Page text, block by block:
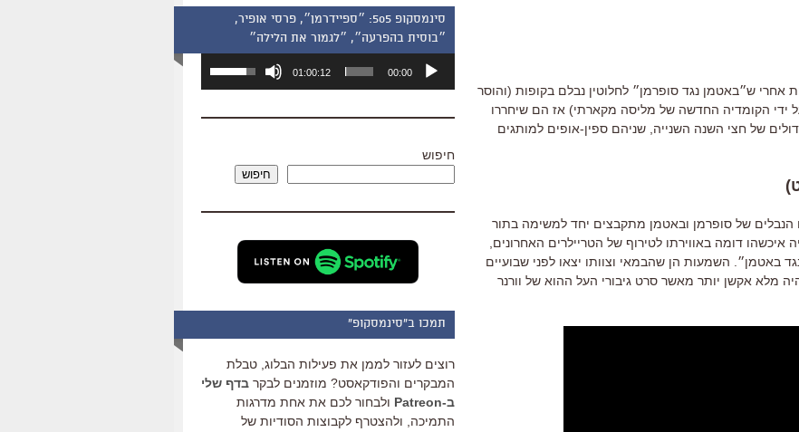
אחרי ש״באטמן נגד סופרמן״ לחלוטין נבלם בקופות (והוסר
ידי הקומדיה החדשה של מליסה מקארתי) אז הם שיחררו
של חצי השנה השנייה, שניהם ספין-אופים למותגים
הנבלים של סופרמן ובאטמן מתקבצים יחד למשימה בתור
איכשהו דומה באווירתו לטירוף של הטריילרים האחרונים,
באטמן״. השמעות הן שהבמאי וצוותו יצאו לפני שבועיים
מלא אקשן יותר מאשר סרט גיבורי העל ההוא של וורנר
סינמסקופ 505: ״ספיידרמן״, פרסי אופיר,
״בוסית בהפרעה״, ״לגמור את הלילה״
אודיו
00:00
01:00:12
השתמש
כדי
שמע.
חיפוש
חיפוש
תמכו ב"סינמסקופ"
רוצים לעזור לממן את פעילות הבלוג, טבלת
המבקרים והפודקאסט? מוזמנים לבקר בדף שלי
ב-Patreon
ולבחור לכם את אחת מדרגות
התמיכה, ולהצטרף לקבוצות הסודיות של